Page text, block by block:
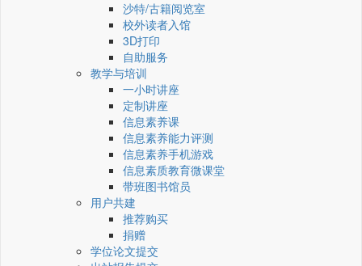
沙特/古籍阅览室
校外读者入馆
3D打印
自助服务
教学与培训
一小时讲座
定制讲座
信息素养课
信息素养能力评测
信息素养手机游戏
信息素质教育微课堂
带班图书馆员
用户共建
推荐购买
捐赠
学位论文提交